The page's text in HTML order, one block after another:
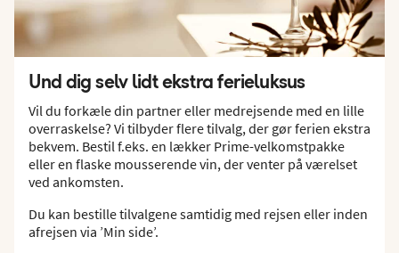
Und dig selv lidt ekstra ferieluksus
Vil du forkæle din partner eller medrejsende med en lille
overraskelse? Vi tilbyder flere tilvalg, der gør ferien ekstra
bekvem. Bestil f.eks. en lækker Prime-velkomstpakke
eller en flaske mousserende vin, der venter på værelset
ved ankomsten.
Du kan bestille tilvalgene samtidig med rejsen eller inden
afrejsen via ’Min side’.